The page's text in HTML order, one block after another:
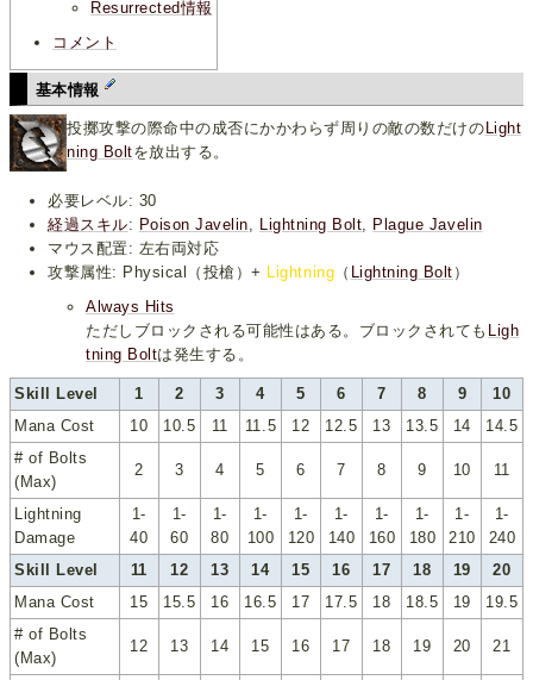
Resurrected情報
コメント
基本情報
投擲攻撃の際命中の成否にかかわらず周りの敵の数だけの Light
ning Boltを放出する。
必要レベル: 30
経過スキル: Poison Javelin Lightning Bolt
Plague Javelin
マウス配置: 左右両対応
攻撃属性: Physical（投槍）+
Lightning （ Lightning Bolt ）
Always Hits
ただしブロックされる可能性はある。ブロックされても
Ligh
tning Boltは発生する。
Skill Level 1 2 3 4 5 6 7 8 9
10
Mana Cost
10 10.5 11 11.5 12 12.5 13 13.5 14
14.5
# of Bolts
(Max)
2 3 4 5 6 7 8 9 10 11
Lightning
Damage
1-
40
1-
60
1-
80
1-
100
1-
120
1-
140
1-
160
1-
180
1-
210
1-
240
Skill Level
11 12 13 14 15 16 17 18 19
20
Mana Cost
15 15.5 16 16.5 17 17.5 18 18.5 19
19.5
# of Bolts
(Max)
12 13 14 15 16 17 18 19 20 21